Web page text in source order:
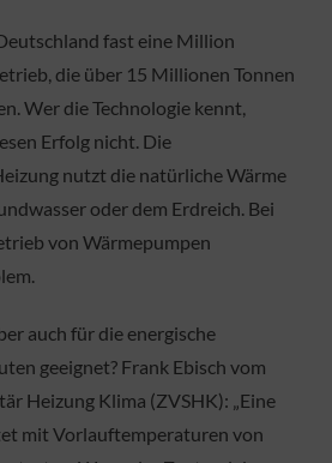
fast eine Million
die über 15 Millionen Tonnen
Wer die Technologie kennt,
Erfolg nicht. Die
nutzt die natürliche Wärme
oder dem Erdreich. Bei
von Wärmepumpen
auch für die energische
geeignet? Frank Ebisch vom
Heizung Klima (ZVSHK): „Eine
mit Vorlauftemperaturen von